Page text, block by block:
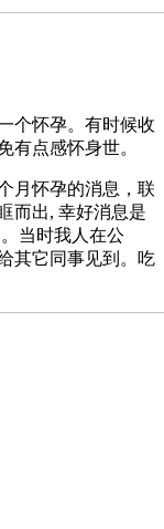
个怀孕。有时候收
有点感怀身世。
月怀孕的消息，联
而出, 幸好消息是
当时我人在公
其它同事见到。吃